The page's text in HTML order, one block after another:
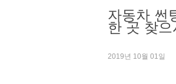
자동차 썬
한 곳 찾
2019년 10월 01일